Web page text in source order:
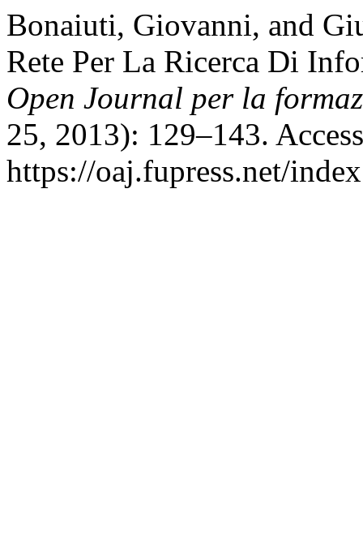
Bonaiuti, Giovanni, and
Rete Per La Ricerca Di
Open Journal per la
25, 2013): 129–143.
https://oaj.fupress.net/